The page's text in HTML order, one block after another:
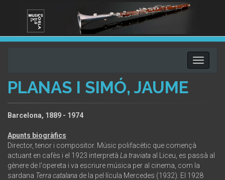
Toggle
PLANAS I SIMÓ, JAUME
Barcelona, 1889 - 1974
Apunts biogràfics
Director, tenor i compositor. Músic polifacètic que començà
actuant en cafès i el 1923 interpretà La traviata al Liceu, es passà al
gènere de l'opereta i va escriure música per al cinema, com la
sardana Terra catalana de la pel·lícula Mercedes (1932). El 1928